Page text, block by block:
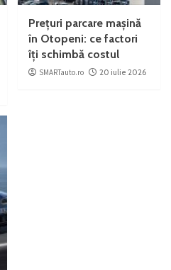
Prețuri parcare mașină
în Otopeni: ce factori
îți schimbă costul
SMARTauto.ro 20 iulie 2026